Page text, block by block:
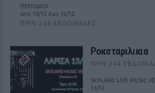
ΠΕΡΙΟΔΕΙΑ
από 10/12 έως 12/12
ΠΡΙΝ 244 ΕΒΔΟΜΆΔΕΣ
Ροκσταριλικια
ΠΡΙΝ 244
SKYLAND LIVE MUSIC
13/12